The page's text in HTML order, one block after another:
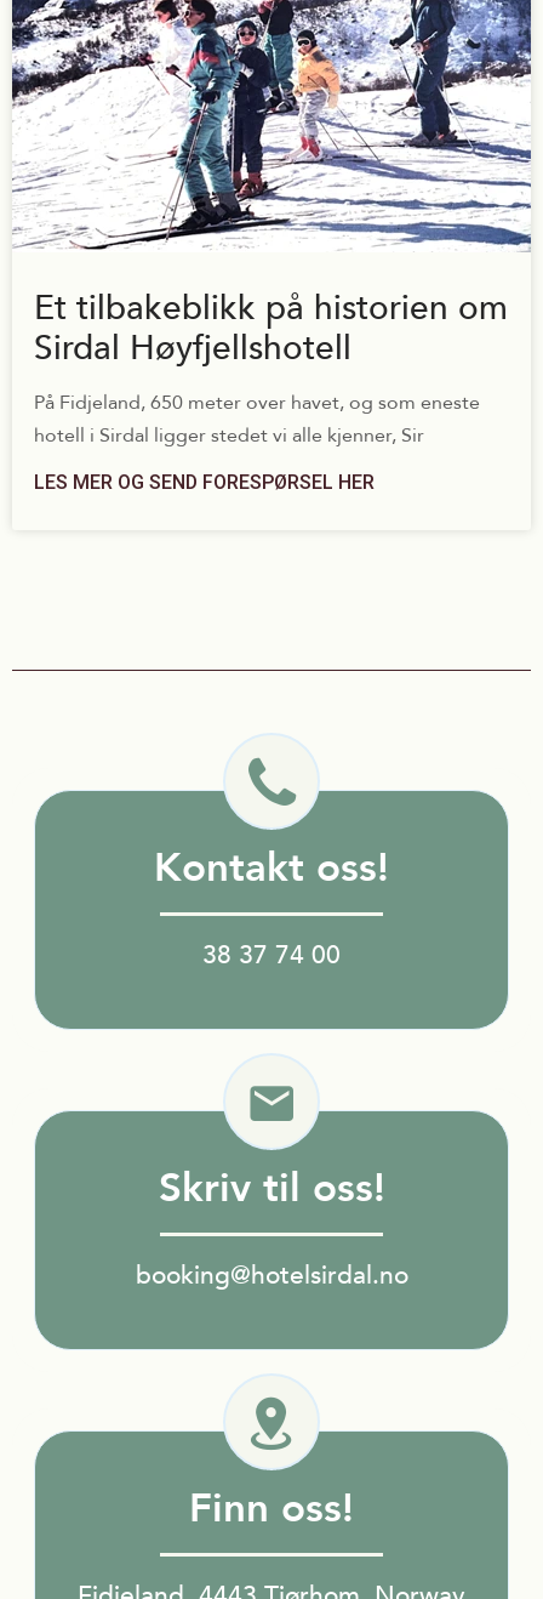
Et tilbakeblikk på historien om
Sirdal Høyfjellshotell
På Fidjeland, 650 meter over havet, og som eneste
hotell i Sirdal ligger stedet vi alle kjenner, Sir
LES MER OG SEND FORESPØRSEL HER
Kontakt oss!
38 37 74 00
Skriv til oss!
booking@hotelsirdal.no
Finn oss!